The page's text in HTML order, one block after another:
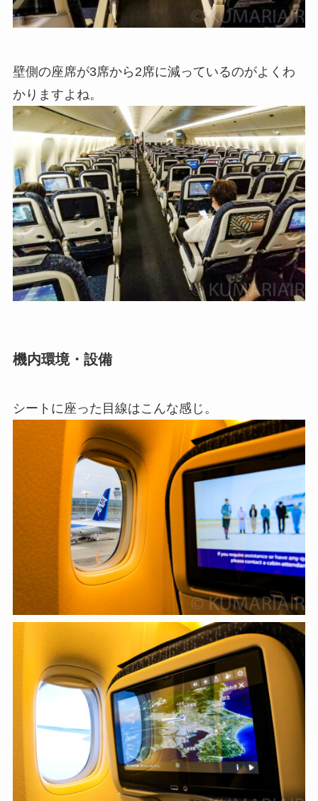
壁側の座席が3席から2席に減っているのがよくわ
かりますよね。
機内環境・設備
シートに座った目線はこんな感じ。